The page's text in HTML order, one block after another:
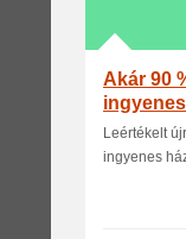
Akár 90
Leértékelt
ingyenes